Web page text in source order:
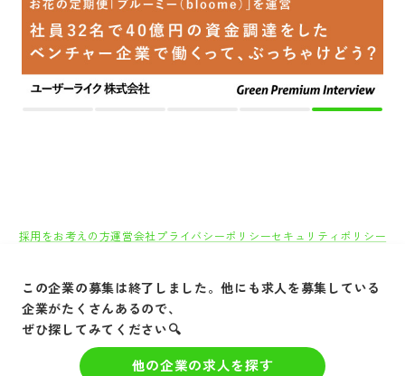
この企業の募集は終了しました。他にも求人を募集している
企業がたくさんあるので、
ぜひ探してみてください🔍
他の企業の求人を探す
採用をお考えの方運営会社 プライバシーポリシーセキュリティポリシー
Copyright© Atrae, Inc. All Right Reserved.
転職サイトGreen IT/Web・通信・インターネット系